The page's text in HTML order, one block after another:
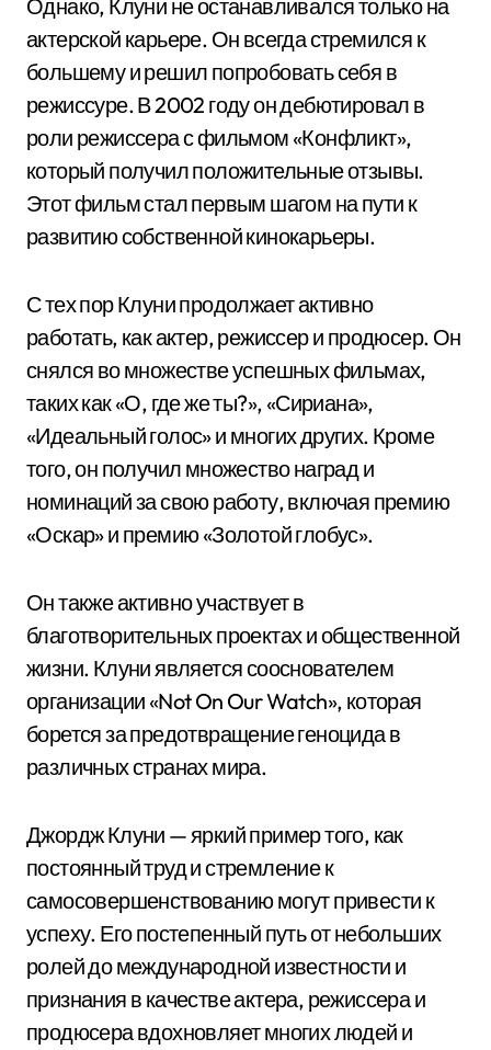
Однако, Клуни не останавливался только на
актерской карьере. Он всегда стремился к
большему и решил попробовать себя в
режиссуре. В 2002 году он дебютировал в
роли режиссера с фильмом «Конфликт»,
который получил положительные отзывы.
Этот фильм стал первым шагом на пути к
развитию собственной кинокарьеры.
С тех пор Клуни продолжает активно
работать, как актер, режиссер и продюсер. Он
снялся во множестве успешных фильмах,
таких как «О, где же ты?», «Сириана»,
«Идеальный голос» и многих других. Кроме
того, он получил множество наград и
номинаций за свою работу, включая премию
«Оскар» и премию «Золотой глобус».
Он также активно участвует в
благотворительных проектах и общественной
жизни. Клуни является сооснователем
организации «Not On Our Watch», которая
борется за предотвращение геноцида в
различных странах мира.
Джордж Клуни — яркий пример того, как
постоянный труд и стремление к
самосовершенствованию могут привести к
успеху. Его постепенный путь от небольших
ролей до международной известности и
признания в качестве актера, режиссера и
продюсера вдохновляет многих людей и